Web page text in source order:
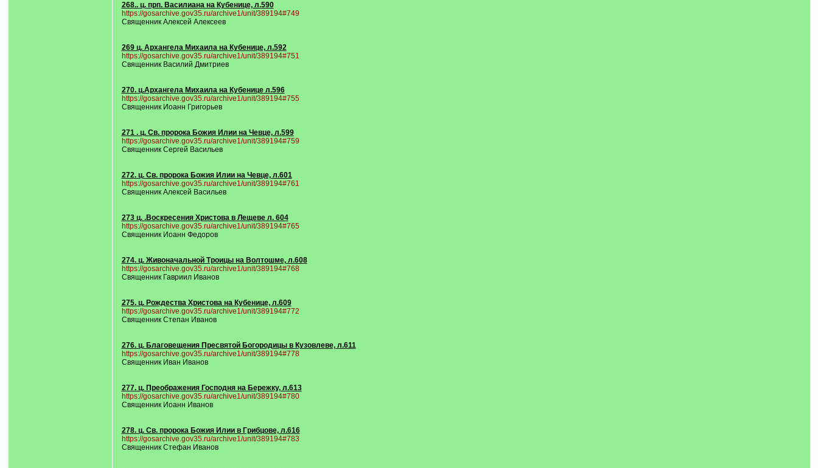
268.. ц. прп. Василиана на Кубенице, л.590
https://gosarchive.gov35.ru/archive1/unit/389194#749
Священник Алексей Алексеев
269 ц. Архангела Михаила на Кубенице, л.592
https://gosarchive.gov35.ru/archive1/unit/389194#751
Священник Василий Дмитриев
270. ц.Архангела Михаила на Кубенице л.596
https://gosarchive.gov35.ru/archive1/unit/389194#755
Священник Иоанн Григорьев
271 . ц. Св. пророка Божия Илии на Чевце, л.599
https://gosarchive.gov35.ru/archive1/unit/389194#759
Священник Сергей Васильев
272. ц. Св. пророка Божия Илии на Чевце, л.601
https://gosarchive.gov35.ru/archive1/unit/389194#761
Священник Алексей Васильев
273 ц. .Воскресения Христова в Лещеве л. 604
https://gosarchive.gov35.ru/archive1/unit/389194#765
Священник Иоанн Федоров
274. ц. Живоначальной Троицы на Волтошме, л.608
https://gosarchive.gov35.ru/archive1/unit/389194#768
Священник Гавриил Иванов
275. ц. Рождества Христова на Кубенице, л.609
https://gosarchive.gov35.ru/archive1/unit/389194#772
Священник Степан Иванов
276. ц. Благовещения Пресвятой Богородицы в Кузовлеве, л.611
https://gosarchive.gov35.ru/archive1/unit/389194#778
Священник Иван Иванов
277. ц. Преображения Господня на Бережку, л.613
https://gosarchive.gov35.ru/archive1/unit/389194#780
Священник Иоанн Иванов
278. ц. Св. пророка Божия Илии в Грибцове, л.616
https://gosarchive.gov35.ru/archive1/unit/389194#783
Священник Стефан Иванов